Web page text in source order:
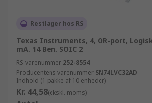
Restlager hos RS
Texas Instruments, 4, OR-port,
mA, 14 Ben, SOIC 2
RS-varenummer 252-8554
Producentens varenummer SN74LVC32AD
Indhold (1 pakke af 10 enheder)
Kr. 44,58(ekskl. moms)